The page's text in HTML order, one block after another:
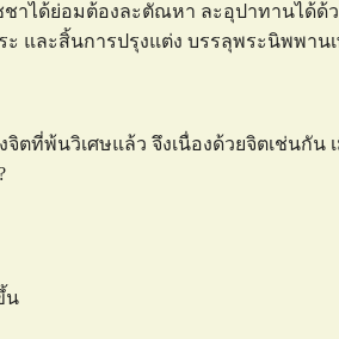
าได้ย่อมต้องละตัณหา ละอุปาทานได้ด้
ะ และสิ้นการปรุงแต่ง บรรลุพระนิพพา
ที่พ้นวิเศษแล้ว จึงเนื่องด้วยจิตเช่นกัน
น